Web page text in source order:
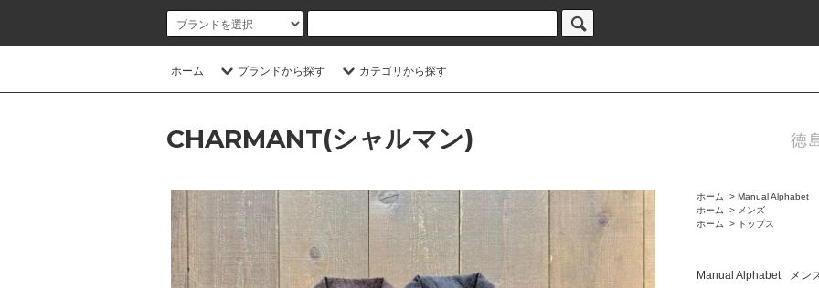
ホーム ブランドから探す カテゴリから探す
CHARMANT(シャルマン) 徳
ホーム > Manual Alphabet
ホーム
> メンズ
ホーム
> トップス
Manual Alphabet メン